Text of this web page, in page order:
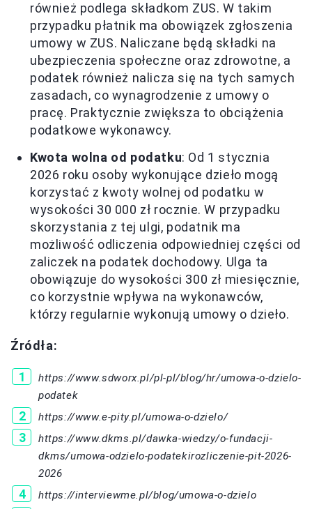
również podlega składkom ZUS. W takim
przypadku płatnik ma obowiązek zgłoszenia
umowy w ZUS. Naliczane będą składki na
ubezpieczenia społeczne oraz zdrowotne, a
podatek również nalicza się na tych samych
zasadach, co wynagrodzenie z umowy o
pracę. Praktycznie zwiększa to obciążenia
podatkowe wykonawcy.
Kwota wolna od podatku: Od 1 stycznia
2026 roku osoby wykonujące dzieło mogą
korzystać z kwoty wolnej od podatku w
wysokości 30 000 zł rocznie. W przypadku
skorzystania z tej ulgi, podatnik ma
możliwość odliczenia odpowiedniej części od
zaliczek na podatek dochodowy. Ulga ta
obowiązuje do wysokości 300 zł miesięcznie,
co korzystnie wpływa na wykonawców,
którzy regularnie wykonują umowy o dzieło.
Źródła:
https://www.sdworx.pl/pl-pl/blog/hr/umowa-o-dzielo-
podatek
https://www.e-pity.pl/umowa-o-dzielo/
https://www.dkms.pl/dawka-wiedzy/o-fundacji-
dkms/umowa-odzielo-podatekirozliczenie-pit-2026-
2026
https://interviewme.pl/blog/umowa-o-dzielo